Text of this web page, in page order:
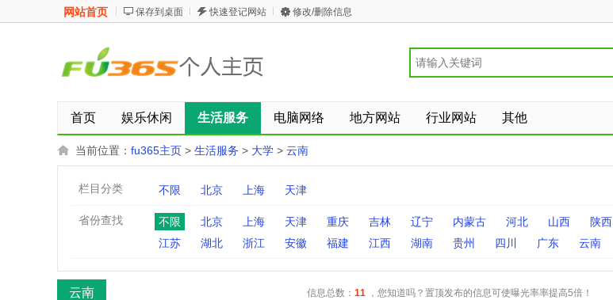
网站首页 保存到桌面 快速登记网站 修改/删除信息
首页 娱乐休闲 生活服务 电脑网络 地方网站 行业网站 其他
当前位置： fu365主页 > 生活服务 > 大学 > 云南
栏目分类 不限 北京 上海 天津
省份查找 不限 北京 上海 天津 重庆 吉林 辽宁 内蒙古 河北 山西 陕西
江苏
湖北 浙江 安徽 福建 江西 湖南 贵州 四川 广东 云南
云南 信息总数： 11 ，您知道吗？置顶发布的信息可使曝光率率提高5倍！